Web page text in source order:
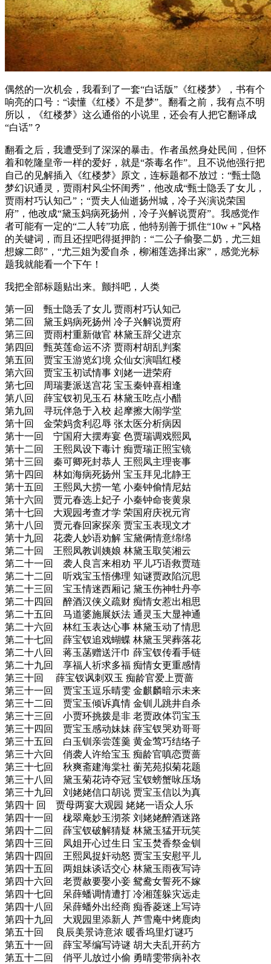
偶然的一次机会，我看到了一套“白话版”《红楼梦》，书有个
响亮的口号：“读懂《红楼》不是梦”。翻看之前，我有点不明
所以，《红楼梦》这么通俗的小说里，还会有人把它翻译成
“白话”？
翻看之后，我遭受到了深深的暴击。作者虽然身处民间，但怀
着和乾隆皇帝一样的爱好，就是“荼毒名作”。且不说他强行把
自己的见解插入《红楼梦》原文，连标题都不放过：“甄士隐
梦幻识通灵，贾雨村风尘怀闺秀”，他改成“甄士隐丢了女儿，
贾雨村巧认知己”；“贾夫人仙逝扬州城，冷子兴演说荣国
府”，他改成“黛玉妈病死扬州，冷子兴解说贾府”。我感觉作
者可能有一定的“二人转”功底，他特别善于抓住“10w＋”风格
的关键词，而且还捏吧得挺押韵：“二公子偷娶二奶，尤三姐
想嫁二郎”，“尤三姐为爱自杀，柳湘莲选择出家”，感觉光标
题我就能看一个下午！
我把全部标题贴出来。颤抖吧，人类
第一回 甄士隐丢了女儿 贾雨村巧认知己
第二回 黛玉妈病死扬州 冷子兴解说贾府
第三回 贾雨村重新做官 林黛玉辞父进京
第四回 甄英莲命运不济 贾雨村胡乱判案
第五回 贾宝玉游览幻境 众仙女演唱红楼
第六回 贾宝玉初试情事 刘姥一进荣府
第七回 周瑞妻派送宫花 宝玉秦钟喜相逢
第八回 薛宝钗初见玉石 林黛玉吃点小醋
第九回 寻玩伴急于入校 起摩擦大闹学堂
第十回 金荣妈贪利忍辱 张太医分析病因
第十一回 宁国府大摆寿宴 色贾瑞调戏熙凤
第十二回 王熙凤设下毒计 痴贾瑞正照宝镜
第十三回 秦可卿死封恭人 王熙凤主理丧事
第十四回 林如海病死扬州 宝玉拜见北静王
第十五回 王熙凤大捞一笔 小秦钟偷情尼姑
第十六回 贾元春选上妃子 小秦钟命丧黄泉
第十七回 大观园考查才学 荣国府庆祝元宵
第十八回 贾元春回家探亲 贾宝玉表现文才
第十九回 花袭人妙语劝解 宝黛俩情意绵绵
第二十回 王熙凤教训姨娘 林黛玉取笑湘云
第二十一回 袭人良言来相劝 平儿巧语救贾琏
第二十二回 听戏宝玉悟佛理 知谜贾政陷沉思
第二十三回 宝玉情迷西厢记 黛玉伤神牡丹亭
第二十四回 醉酒汉侠义疏财 痴情女惹出相思
第二十五回 马道婆施展妖法 通灵玉大显神通
第二十六回 林红玉表达心事 林黛玉动了情思
第二十七回 薛宝钗追戏蝴蝶 林黛玉哭葬落花
第二十八回 蒋玉菡赠送汗巾 薛宝钗传看手链
第二十九回 享福人祈求多福 痴情女更重感情
第三十回 薛宝钗讽刺双玉 痴龄官爱上贾蔷
第三十一回 贾宝玉逗乐晴雯 金麒麟暗示未来
第三十二回 贾宝玉倾诉真情 金钏儿跳井自杀
第三十三回 小贾环挑拨是非 老贾政体罚宝玉
第三十四回 贾宝玉感动妹妹 薛宝钗哭劝哥哥
第三十五回 白玉钏亲尝莲羹 黄金莺巧结络子
第三十六回 俏袭人许给宝玉 痴龄官嗔恋贾蔷
第三十七回 秋爽斋建海棠社 蘅芜苑拟菊花题
第三十八回 黛玉菊花诗夺冠 宝钗螃蟹咏压场
第三十九回 刘姥姥信口胡说 贾宝玉信以为真
第四十 回 贾母两宴大观园 姥姥一语众人乐
第四十一回 栊翠庵妙玉沏茶 刘姥姥醉酒迷路
第四十二回 薛宝钗破解猜疑 林黛玉猛开玩笑
第四十三回 凤姐开心过生日 宝玉焚香祭金钏
第四十四回 王熙凤捉奸动怒 贾宝玉安慰平儿
第四十五回 两姐妹谈话交心 林黛玉雨夜写诗
第四十六回 老贾赦要娶小妾 鸳鸯女誓死不嫁
第四十七回 呆薛蟠调情遭打 冷湘莲躲灾远走
第四十八回 呆薛蟠外出经商 痴香菱迷上写诗
第四十九回 大观园里添新人 芦雪庵中烤鹿肉
第五十回 良辰美景诗意浓 暖香坞里灯谜巧
第五十一回 薛宝琴编写诗谜 胡大夫乱开药方
第五十二回 俏平儿放过小偷 勇晴雯带病补衣